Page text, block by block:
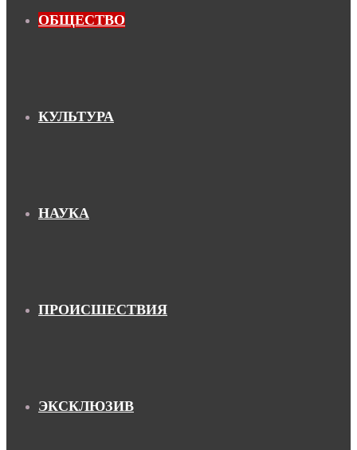
ОБЩЕСТВО
КУЛЬТУРА
НАУКА
ПРОИСШЕСТВИЯ
ЭКСКЛЮЗИВ